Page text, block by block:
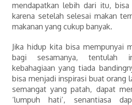
mendapatkan lebih dari itu,
karena setelah selesai makan
makanan yang cukup banyak.
Jika hidup kita bisa mempunyai
bagi sesamanya, tentulah
kebahagiaan yang tiada
bisa menjadi inspirasi buat orang
semangat yang patah, dapat
‘lumpuh hati’, senantiasa